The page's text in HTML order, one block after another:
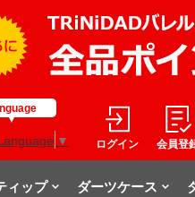
▼ ログイン 会員登
ィップ ダーツケース